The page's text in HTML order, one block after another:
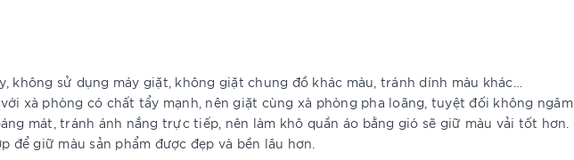
không sử dụng máy giặt, không giặt chung đồ khác màu, tránh dính màu khác…
xà phòng có chất tẩy mạnh, nên giặt cùng xà phòng pha loãng, tuyệt đối không ngâm.
mát, tránh ánh nắng trực tiếp, nên làm khô quần áo bằng gió sẽ giữ màu vải tốt hơn.
để giữ màu sản phẩm được đẹp và bền lâu hơn.